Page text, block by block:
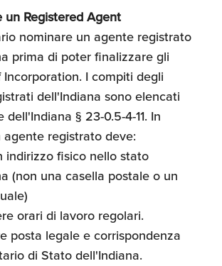
un Registered Agent
nominare un agente registrato
prima di poter finalizzare gli
I compiti degli
dell'Indiana sono elencati
dell'Indiana § 23-0.5-4-11. In
agente registrato deve:
indirizzo fisico nello stato
(non una casella postale o un
orari di lavoro regolari.
posta legale e corrispondenza
di Stato dell'Indiana.